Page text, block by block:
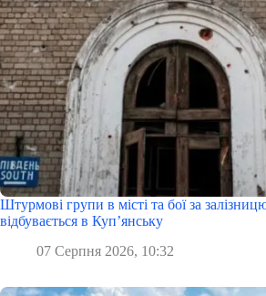
Штурмові групи в місті та бої за
відбувається в Куп’янську
07 Серпня 2026, 10:32